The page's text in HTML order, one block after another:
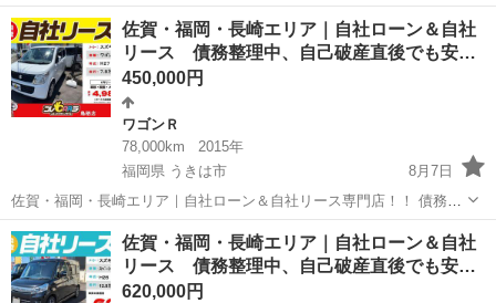
破産直後の方が審査通過しております。 独自の柔軟な審査により、諦
めていた新車の購入が可能です。 現在未払い中の方も先ずはご相談く
ださい。 ...
佐賀 鳥栖市 スズキ 車両
佐賀・福岡・長崎エリア｜自社ローン＆自社
リース 債務整理中、自己破産直後でも安…
450,000円
ワゴンＲ
78,000km
2015年
福岡県 うきは市
8月7日
佐賀・福岡・長崎エリア｜自社ローン＆自社リース専門店！！ 債務整
理中や自己破産直後の方が審査通過しております。 当店取り扱いのロ
ーン・リースは、独自の柔軟な審査により、諦めていたクルマの購入
が可能です。 メ...
福岡 うきは市 ワゴンＲ ローン
佐賀・福岡・長崎エリア｜自社ローン＆自社
リース 債務整理中、自己破産直後でも安…
620,000円